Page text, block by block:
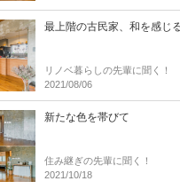
最上階の古民家、和を感じ
リノベ暮らしの先輩に聞く！
2021/08/06
新たな色を帯びて
住み継ぎの先輩に聞く！
2021/10/18